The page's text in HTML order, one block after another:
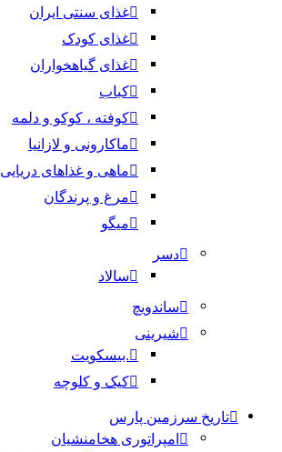
غذای سنتی ایران
غذای کودک
غذای گیاهخواران
کباب
کوفته ، کوکو و دلمه
ماکارونی و لازانیا
ماهی و غذاهای دریایی
مرغ و پرندگان
میگو
دسر
سالاد
ساندویچ
شیرینی
.بیسکویت
کیک و کلوچه
تاریخ سرزمین پارس
امپراتوری هخامنشیان